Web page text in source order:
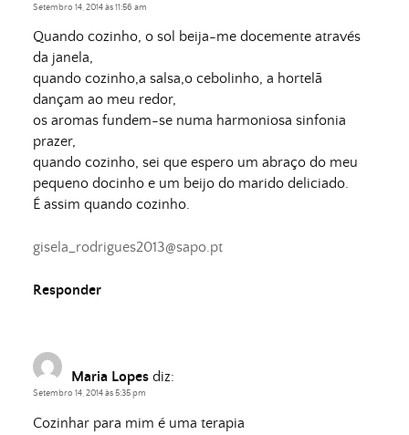
Setembro 14, 2014 às 11:56 am
Quando cozinho, o sol beija-me docemente através
da janela,
quando cozinho,a salsa,o cebolinho, a hortelã
dançam ao meu redor,
os aromas fundem-se numa harmoniosa sinfonia
prazer,
quando cozinho, sei que espero um abraço do meu
pequeno docinho e um beijo do marido deliciado.
É assim quando cozinho.
gisela_rodrigues2013@sapo.pt
Responder
Maria Lopes diz:
Setembro 14, 2014 às 5:35 pm
Cozinhar para mim é uma terapia